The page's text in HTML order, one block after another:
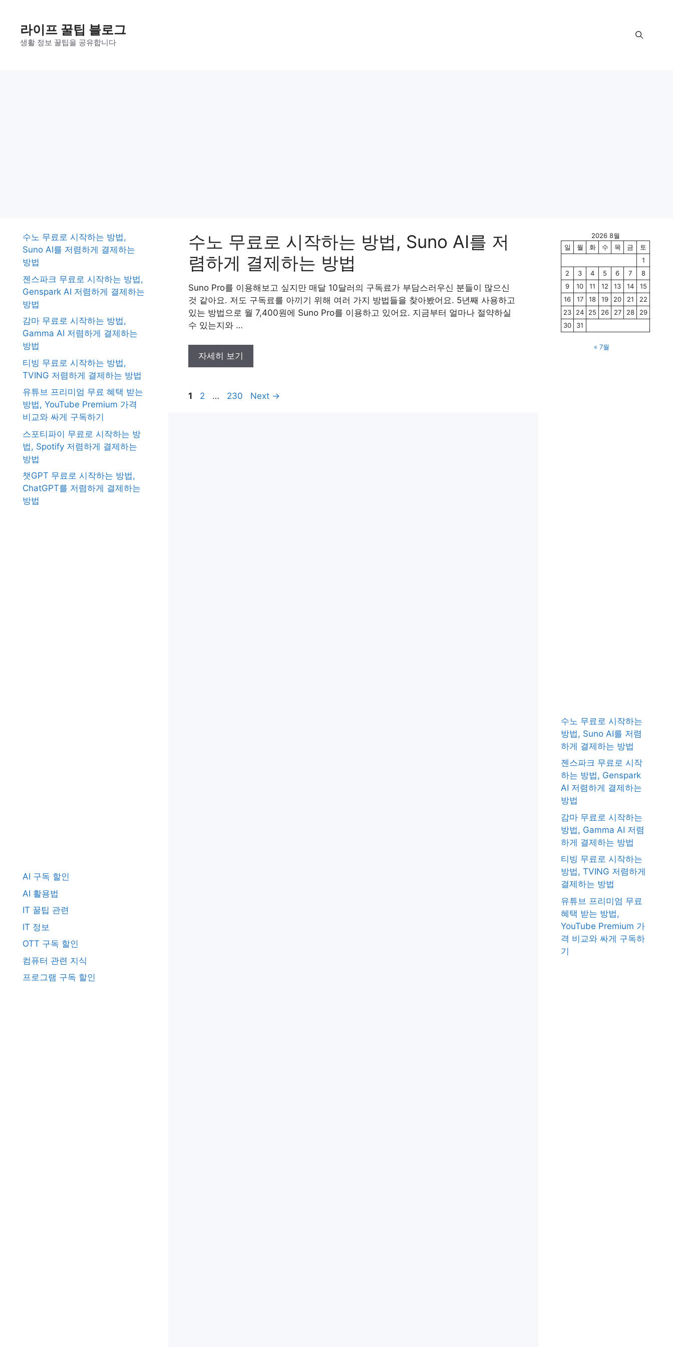
content라이프 꿀팁 블로그
생활 정보 꿀팁을 공유합니다
수노 무료로 시작하는 방법, Suno AI를 저
렴하게 결제하는 방법
Suno Pro를 이용해보고 싶지만 매달 10달러의 구독료가 부담스러우신 분들이 많으신
것 같아요. 저도 구독료를 아끼기 위해 여러 가지 방법들을 찾아봤어요. 5년째 사용하고
있는 방법으로 월 7,400원에 Suno Pro를 이용하고 있어요. 지금부터 얼마나 절약하실
수 있는지와 …
자세히 보기
Page
1 Page
2 … Page
230 Next →
수노 무료로 시작하는 방법,
Suno AI를 저렴하게 결제하는
방법
젠스파크 무료로 시작하는 방법,
Genspark AI 저렴하게 결제하는
방법
감마 무료로 시작하는 방법,
Gamma AI 저렴하게 결제하는
방법
티빙 무료로 시작하는 방법,
TVING 저렴하게 결제하는 방법
유튜브 프리미엄 무료 혜택 받는
방법, YouTube Premium 가격
비교와 싸게 구독하기
스포티파이 무료로 시작하는 방
법, Spotify 저렴하게 결제하는
방법
챗GPT 무료로 시작하는 방법,
ChatGPT를 저렴하게 결제하는
방법
AI 구독 할인
AI 활용법
IT 꿀팁 관련
IT 정보
OTT 구독 할인
컴퓨터 관련 지식
프로그램 구독 할인
2026 8월
일
월 화 수 목 금
토
1
2
3 4 5 6 7
8
9
10 11 12 13 14
15
16
17 18 19 20 21
22
23
24 25 26 27 28
29
30
31
« 7월
수노 무료로 시작하는
방법, Suno AI를 저렴
하게 결제하는 방법
젠스파크 무료로 시작
하는 방법, Genspark
AI 저렴하게 결제하는
방법
감마 무료로 시작하는
방법, Gamma AI 저렴
하게 결제하는 방법
티빙 무료로 시작하는
방법, TVING 저렴하게
결제하는 방법
유튜브 프리미엄 무료
혜택 받는 방법,
YouTube Premium 가
격 비교와 싸게 구독하
기